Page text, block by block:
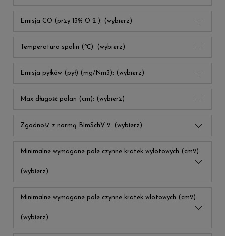
Emisja CO (przy 13% O 2 ): (wybierz)
Temperatura spalin (℃): (wybierz)
Emisja pyłków (pył) (mg/Nm3): (wybierz)
Max długość polan (cm): (wybierz)
Zgodność z normą BlmSchV 2: (wybierz)
Minimalne wymagane pole czynne kratek wylotowych (cm2):
(wybierz)
Minimalne wymagane pole czynne kratek wlotowych (cm2):
(wybierz)